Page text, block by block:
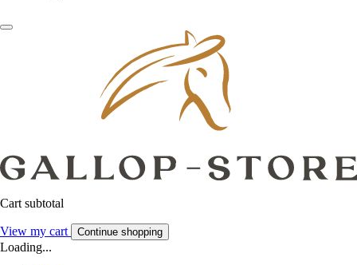
Cart subtotal
View my cart Continue shopping
Loading...